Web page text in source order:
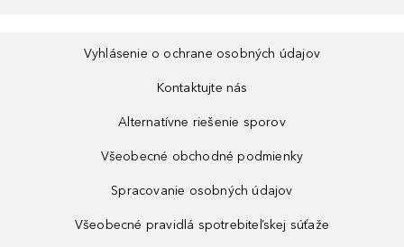
Vyhlásenie o ochrane osobných údajov
Kontaktujte nás
Alternatívne riešenie sporov
Všeobecné obchodné podmienky
Spracovanie osobných údajov
Všeobecné pravidlá spotrebiteľskej súťaže